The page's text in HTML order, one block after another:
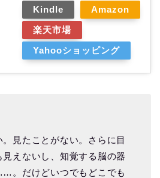
Kindle
Amazon
楽天市場
Yahooショッピング
見たことがない。さらに目
えないし、知覚する脳の器
。だけどいつでもどこでも